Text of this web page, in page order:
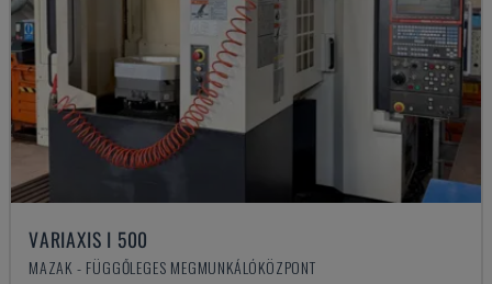
VARIAXIS I 500
MAZAK - FÜGGŐLEGES MEGMUNKÁLÓKÖZPONT